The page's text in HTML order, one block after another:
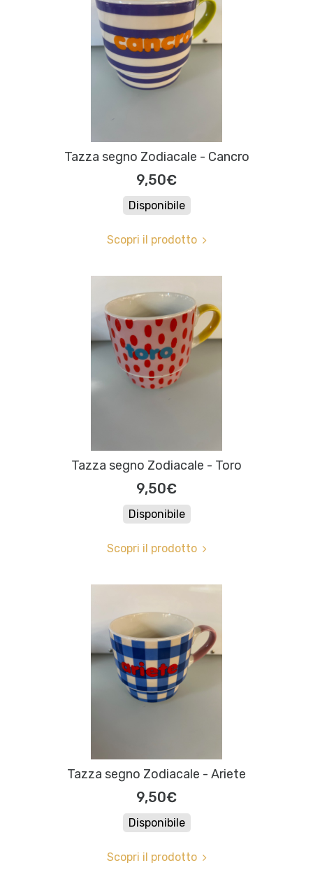
Tazza segno Zodiacale - Cancro
9,50€
Disponibile
Scopri il prodotto
Tazza segno Zodiacale - Toro
9,50€
Disponibile
Scopri il prodotto
Tazza segno Zodiacale - Ariete
9,50€
Disponibile
Scopri il prodotto